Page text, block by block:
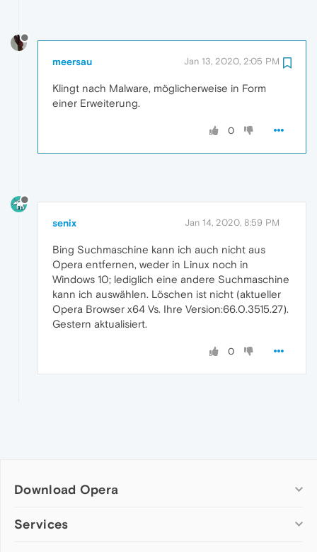
meersau Jan 13, 2020, 2:05 PM
Klingt nach Malware, möglicherweise in Form
einer Erweiterung.
0
senix Jan 14, 2020, 8:59 PM
Bing Suchmaschine kann ich auch nicht aus
Opera entfernen, weder in Linux noch in
Windows 10; lediglich eine andere Suchmaschine
kann ich auswählen. Löschen ist nicht (aktueller
Opera Browser x64 Vs. Ihre Version:66.0.3515.27).
Gestern aktualisiert.
0
Download Opera
Computer browsers
Services